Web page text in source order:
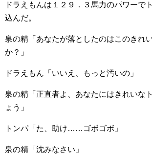
ドラえもんは１２９．３馬力のパワーで
込んだ。
泉の精「あなたが落としたのはこのきれ
か？」
ドラえもん「いいえ、もっと汚いの」
泉の精「正直者よ、あなたにはきれいな
ょう」
トンパ「た、助け……ゴボゴボ」
泉の精「沈みなさい」